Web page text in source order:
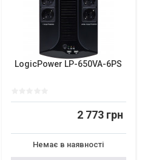
LogicPower LP-650VA-6PS
2 773 грн
Немає в наявності